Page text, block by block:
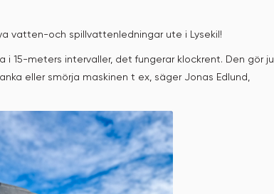
vatten-och spillvattenledningar ute i Lysekil!
15-meters intervaller, det fungerar klockrent. Den gör ju
eller smörja maskinen t ex, säger Jonas Edlund,